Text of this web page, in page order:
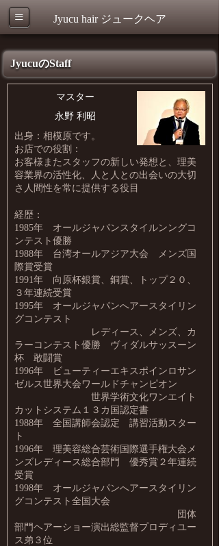
Jyucu hair ジュークヘア
ジュークヘア
JyucuのStaff
マスター
永野 利昭
出身：相模原です。
お店での役割：
お客様またスタッフの新しい発想と、理美
容業界の活性化、人と人との出会いの大切
さ人間性を常に提供する役目
経歴：
1985年 オールジャパンスタイルンングコ
ンテスト優勝
1988年 台湾オールアジア大会 メンズ国
際賞受賞
1991年 向原杯銀賞、銅賞、トップ２０、
３年連続受賞
1995年 オールジャパンへアースタイリン
グコンテスト
レディース、メンズ、カ
ラーコンテスト優勝 ヴィダルサッスーン
杯 敢闘賞
1996年 ビューティーエキスポインロサン
ゼルス世界大会ワールドチャンピオン
世界学術文化ワンエイト
カットシステム１３カ国認定書
1988年 全国講師会認定 講習活動スター
ト
1996年 理美容総合芸術国際選手権大会メ
ンズレディース総合部門 優秀賞２年連続
受賞
1998年 オールジャパンへアースタイリン
グコンテスト全国大会
団体
部門ヘアーショー演出総監督プロディユー
ス弟３位
≡